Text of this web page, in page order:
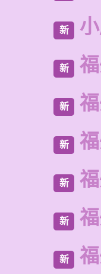
新
新
新
新
新
新
新